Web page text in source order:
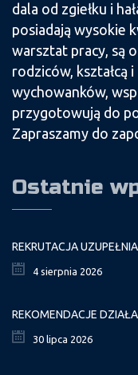
dala od zgiełku i
posiadają wysokie
warsztat pracy, są
rodziców, kształcą
wychowanków,
przygotowują do
Zapraszamy do
Ostatnie
4 sierpnia 2026
REKOMENDACJE
30 lipca 2026